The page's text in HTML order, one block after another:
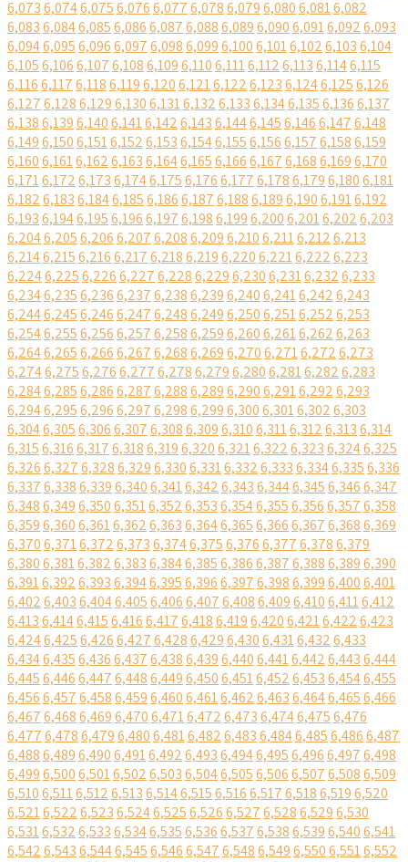
6,0736,0746,0756,0766,0776,0786,0796,0806,0816,082
6,0836,0846,0856,0866,0876,0886,0896,0906,0916,0926,093
6,0946,0956,0966,0976,0986,0996,1006,1016,1026,1036,104
6,1056,1066,1076,1086,1096,1106,1116,1126,1136,1146,115
6,1166,1176,1186,1196,1206,1216,1226,1236,1246,1256,126
6,1276,1286,1296,1306,1316,1326,1336,1346,1356,1366,137
6,1386,1396,1406,1416,1426,1436,1446,1456,1466,1476,148
6,1496,1506,1516,1526,1536,1546,1556,1566,1576,1586,159
6,1606,1616,1626,1636,1646,1656,1666,1676,1686,1696,170
6,1716,1726,1736,1746,1756,1766,1776,1786,1796,1806,181
6,1826,1836,1846,1856,1866,1876,1886,1896,1906,1916,192
6,1936,1946,1956,1966,1976,1986,1996,2006,2016,2026,203
6,2046,2056,2066,2076,2086,2096,2106,2116,2126,213
6,2146,2156,2166,2176,2186,2196,2206,2216,2226,223
6,2246,2256,2266,2276,2286,2296,2306,2316,2326,233
6,2346,2356,2366,2376,2386,2396,2406,2416,2426,243
6,2446,2456,2466,2476,2486,2496,2506,2516,2526,253
6,2546,2556,2566,2576,2586,2596,2606,2616,2626,263
6,2646,2656,2666,2676,2686,2696,2706,2716,2726,273
6,2746,2756,2766,2776,2786,2796,2806,2816,2826,283
6,2846,2856,2866,2876,2886,2896,2906,2916,2926,293
6,2946,2956,2966,2976,2986,2996,3006,3016,3026,303
6,3046,3056,3066,3076,3086,3096,3106,3116,3126,3136,314
6,3156,3166,3176,3186,3196,3206,3216,3226,3236,3246,325
6,3266,3276,3286,3296,3306,3316,3326,3336,3346,3356,336
6,3376,3386,3396,3406,3416,3426,3436,3446,3456,3466,347
6,3486,3496,3506,3516,3526,3536,3546,3556,3566,3576,358
6,3596,3606,3616,3626,3636,3646,3656,3666,3676,3686,369
6,3706,3716,3726,3736,3746,3756,3766,3776,3786,379
6,3806,3816,3826,3836,3846,3856,3866,3876,3886,3896,390
6,3916,3926,3936,3946,3956,3966,3976,3986,3996,4006,401
6,4026,4036,4046,4056,4066,4076,4086,4096,4106,4116,412
6,4136,4146,4156,4166,4176,4186,4196,4206,4216,4226,423
6,4246,4256,4266,4276,4286,4296,4306,4316,4326,433
6,4346,4356,4366,4376,4386,4396,4406,4416,4426,4436,444
6,4456,4466,4476,4486,4496,4506,4516,4526,4536,4546,455
6,4566,4576,4586,4596,4606,4616,4626,4636,4646,4656,466
6,4676,4686,4696,4706,4716,4726,4736,4746,4756,476
6,4776,4786,4796,4806,4816,4826,4836,4846,4856,4866,487
6,4886,4896,4906,4916,4926,4936,4946,4956,4966,4976,498
6,4996,5006,5016,5026,5036,5046,5056,5066,5076,5086,509
6,5106,5116,5126,5136,5146,5156,5166,5176,5186,5196,520
6,5216,5226,5236,5246,5256,5266,5276,5286,5296,530
6,5316,5326,5336,5346,5356,5366,5376,5386,5396,5406,541
6,5426,5436,5446,5456,5466,5476,5486,5496,5506,5516,552